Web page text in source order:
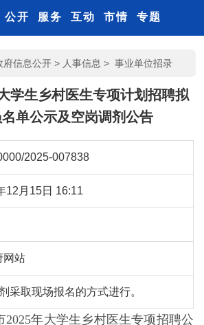
公开 服务 互动 市情 专题
府信息公开 > 人事信息 > 事业单位招录
学生乡村医生专项计划招聘拟
单公示及空岗调剂公告
2025-007838
12月15日 16:11
网站
采取现场报名的方式进行。
2025年大学生乡村医生专项招聘公